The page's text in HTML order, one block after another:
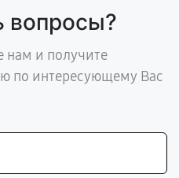
вопросы?
нам и получите
по интересующему Вас